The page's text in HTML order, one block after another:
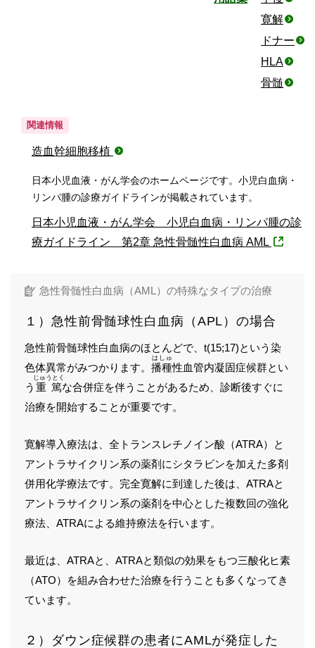
寛解
ドナー
HLA
骨髄
関連情報
造血幹細胞移植
日本小児血液・がん学会のホームページです。小児白血病・
リンパ腫の診療ガイドラインが掲載されています。
日本小児血液・がん学会 小児白血病・リンパ腫の診
療ガイドライン 第2章 急性骨髄性白血病 AML
急性骨髄性白血病（AML）の特殊なタイプの治療
１）急性前骨髄球性白血病（APL）の場合
急性前骨髄球性白血病のほとんどで、t(15;17)という染
色体異常がみつかります。 播種
はしゅ
性血管内凝固症候群とい
う 重篤
じゅうとく
な合併症を伴うことがあるため、診断後すぐに
治療を開始することが重要です。
寛解導入療法は、全トランスレチノイン酸（ATRA）と
アントラサイクリン系の薬剤にシタラビンを加えた多剤
併用化学療法です。完全寛解に到達した後は、ATRAと
アントラサイクリン系の薬剤を中心とした複数回の強化
療法、ATRAによる維持療法を行います。
最近は、ATRAと、ATRAと類似の効果をもつ三酸化ヒ素
（ATO）を組み合わせた治療を行うことも多くなってき
ています。
２）ダウン症候群の患者にAMLが発症した